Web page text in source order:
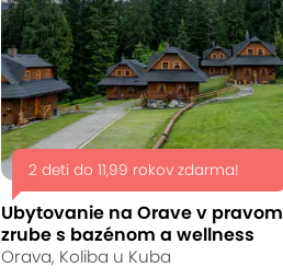
2 deti do 11,99 rokov zdarma!
Ubytovanie na Orave v pravom
zrube s bazénom a wellness
Orava, Koliba u Kuba